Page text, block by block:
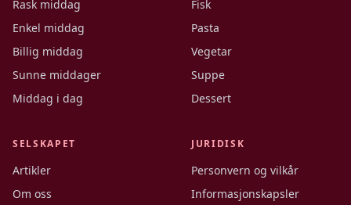
Rask middag
Enkel middag
Billig middag
Sunne middager
Middag i dag
Fisk
Pasta
Vegetar
Suppe
Dessert
SELSKAPET
Artikler
Om oss
JURIDISK
Personvern og vilkår
Informasjonskapsler